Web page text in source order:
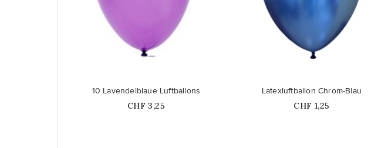
10 Lavendelblaue Luftballons
Price
CHF 3,25
Latexluftballon Chrom-Blau
Price
CHF 1,25